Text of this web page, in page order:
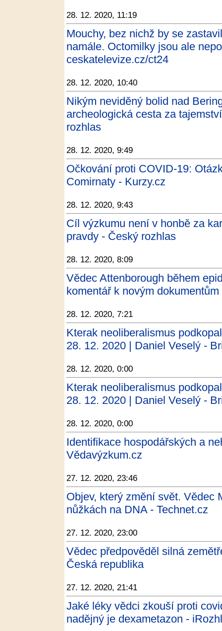
28. 12. 2020, 11:19
Mouchy, bez nichž by se
namále. Octomilky jsou ale
ceskatelevize.cz/ct24
28. 12. 2020, 10:40
Nikým neviděný bolid nad
archeologická cesta za
rozhlas
28. 12. 2020, 9:49
Očkování proti COVID-19:
Comirnaty - Kurzy.cz
28. 12. 2020, 9:43
Cíl výzkumu není v honbě za
pravdy - Český rozhlas
28. 12. 2020, 8:09
Vědec Attenborough během
komentář k novým
28. 12. 2020, 7:21
Kterak neoliberalismus
28. 12. 2020 | Daniel Veselý -
28. 12. 2020, 0:00
Kterak neoliberalismus
28. 12. 2020 | Daniel Veselý -
28. 12. 2020, 0:00
Identifikace hospodářských a
Vědavýzkum.cz
27. 12. 2020, 23:46
Objev, který změní svět. Vědec
nůžkách na DNA - Technet.cz
27. 12. 2020, 23:00
Vědec předpověděl silná
Česká republika
27. 12. 2020, 21:41
Jaké léky vědci zkouší proti
nadějný je dexametazon -